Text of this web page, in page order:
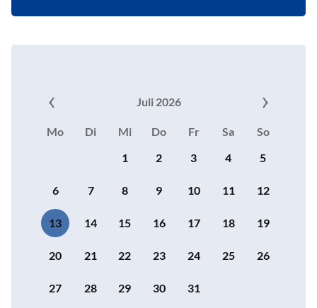
Juli 2026
Mo Di Mi Do Fr Sa
So
1
2 3 4 5
6 7 8 9 10 11 12
13 14 15 16 17 18 19
20 21 22 23 24 25 26
27 28 29 30 31